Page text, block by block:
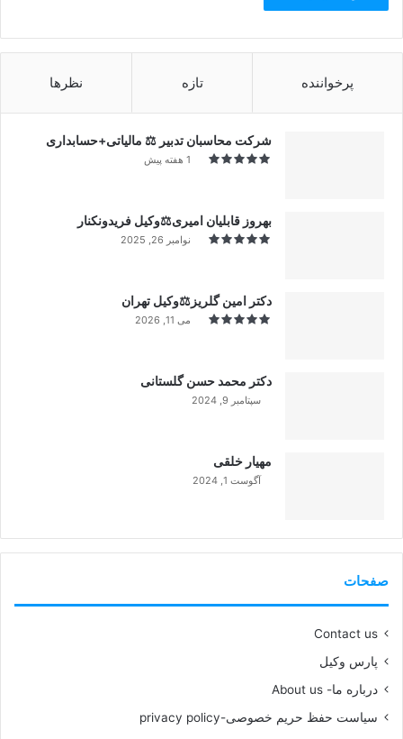
پرخواننده تازه نظرها
شرکت محاسبان تدبیر ⚖️ مالیاتی+حسابداری
1 هفته پیش
بهروز قابلیان امیری⚖️وکیل فریدونکنار
نوامبر 26, 2025
دکتر امین گلریز⚖️وکیل تهران
می 11, 2026
دکتر محمد حسن گلستانی
سپتامبر 9, 2024
مهیار خلقی
آگوست 1, 2024
صفحات
Contact us
پارس وکیل
درباره ما- About us
سیاست حفظ حریم خصوصی-privacy policy